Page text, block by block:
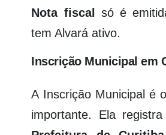
Nota fiscal
só é
tem Alvará ativo.
Inscrição Municipal em
A Inscrição Municipal é
importante. Ela